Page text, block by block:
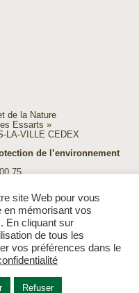
de la Nature
Essarts »
LA-VILLE CEDEX
de l’environnement
75
21 :
9h à 12h
site Web pour vous
en mémorisant vos
En cliquant sur
de tous les
vos préférences dans le
Refuser